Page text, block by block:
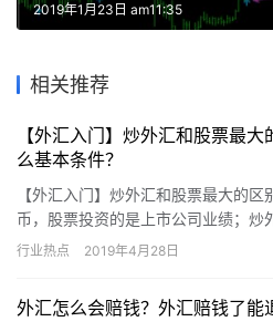
2019年1月23日 am11:35
相关推荐
【外汇入门】炒外汇和股票最
么基本条件？
【外汇入门】炒外汇和股票最大的
币，股票投资的是上市公司业绩；炒
汇市场是全球最大的金融市场；炒外
行业热点 2019年4月28日
外汇怎么会赔钱？外汇赔钱了能